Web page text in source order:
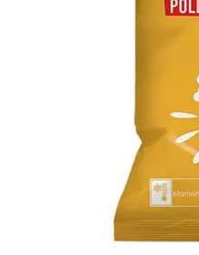
cuidado del bebé
mascotas